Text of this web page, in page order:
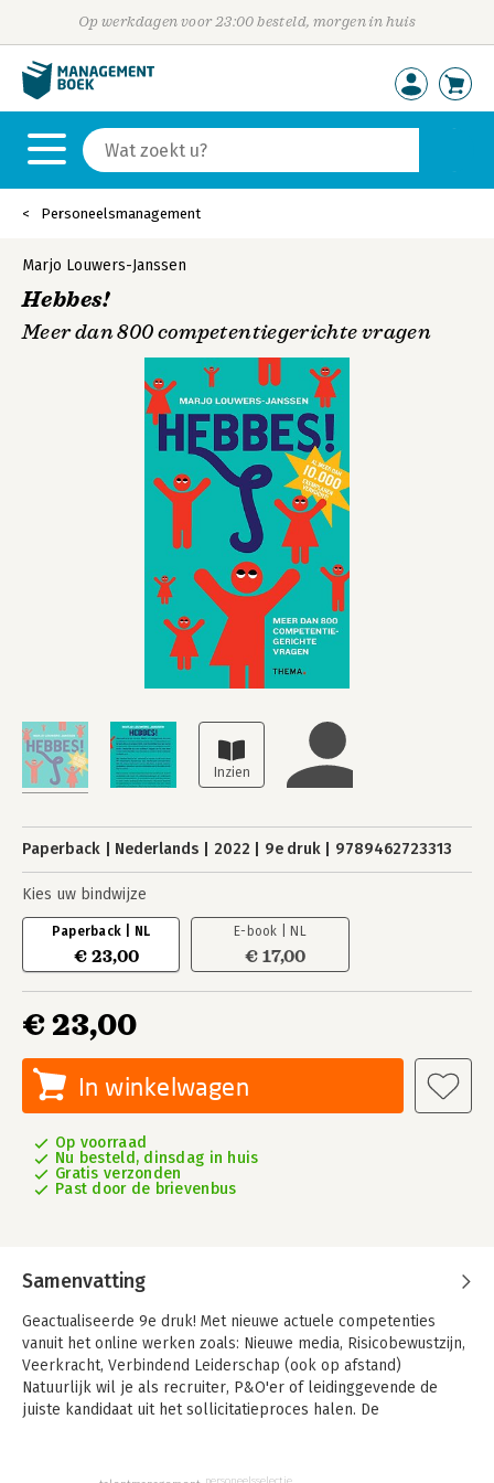
Op werkdagen voor 23:00 besteld, morgen in huis
Personeelsmanagement
Marjo Louwers-Janssen
Hebbes!
Meer dan 800 competentiegerichte vragen
Paperback Nederlands 2022 9e druk 9789462723313
Kies uw bindwijze
Paperback | NL
€ 23,00
E-book | NL
€ 17,00
€ 23,00
In winkelwagen
Op voorraad
Nu besteld, dinsdag in huis
Gratis verzonden
Past door de brievenbus
Samenvatting
Geactualiseerde 9e druk! Met nieuwe actuele competenties
vanuit het online werken zoals: Nieuwe media, Risicobewustzijn,
Veerkracht, Verbindend Leiderschap (ook op afstand)
Natuurlijk wil je als recruiter, P&O'er of leidinggevende de
juiste kandidaat uit het sollicitatieproces halen. De
flexibiliteit, besluitvaardigheid en zelfkennis. Natuurlijk kan